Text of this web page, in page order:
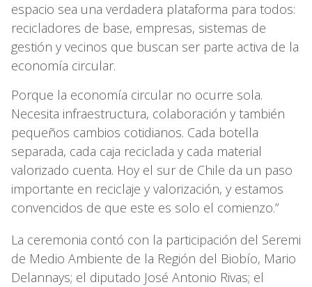
espacio sea una verdadera plataforma para todos:
recicladores de base, empresas, sistemas de
gestión y vecinos que buscan ser parte activa de la
economía circular.
Porque la economía circular no ocurre sola.
Necesita infraestructura, colaboración y también
pequeños cambios cotidianos. Cada botella
separada, cada caja reciclada y cada material
valorizado cuenta. Hoy el sur de Chile da un paso
importante en reciclaje y valorización, y estamos
convencidos de que este es solo el comienzo.”
La ceremonia contó con la participación del Seremi
de Medio Ambiente de la Región del Biobío, Mario
Delannays; el diputado José Antonio Rivas; el